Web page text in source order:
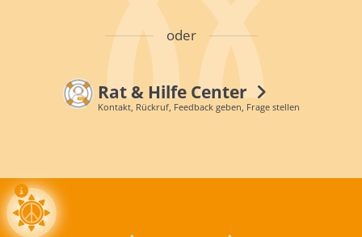
oder
Rat & Hilfe Center
Kontakt, Rückruf, Feedback geben, Frage stellen